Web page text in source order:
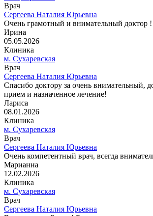
Врач
Сергеева Наталия Юрьевна
Очень грамотный и внимательный доктор !
Ирина
05.05.2026
Клиника
м. Сухаревская
Врач
Сергеева Наталия Юрьевна
Спасибо доктору за очень внимательный,
прием и назначенное лечение!
Лариса
08.01.2026
Клиника
м. Сухаревская
Врач
Сергеева Наталия Юрьевна
Очень компетентный врач, всегда
Марианна
12.02.2026
Клиника
м. Сухаревская
Врач
Сергеева Наталия Юрьевна